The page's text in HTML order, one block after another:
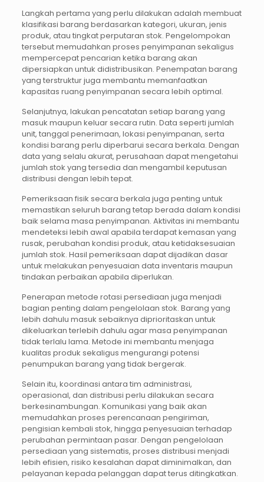
Langkah pertama yang perlu dilakukan adalah membuat
klasifikasi barang berdasarkan kategori, ukuran, jenis
produk, atau tingkat perputaran stok. Pengelompokan
tersebut memudahkan proses penyimpanan sekaligus
mempercepat pencarian ketika barang akan
dipersiapkan untuk didistribusikan. Penempatan barang
yang terstruktur juga membantu memanfaatkan
kapasitas ruang penyimpanan secara lebih optimal.
Selanjutnya, lakukan pencatatan setiap barang yang
masuk maupun keluar secara rutin. Data seperti jumlah
unit, tanggal penerimaan, lokasi penyimpanan, serta
kondisi barang perlu diperbarui secara berkala. Dengan
data yang selalu akurat, perusahaan dapat mengetahui
jumlah stok yang tersedia dan mengambil keputusan
distribusi dengan lebih tepat.
Pemeriksaan fisik secara berkala juga penting untuk
memastikan seluruh barang tetap berada dalam kondisi
baik selama masa penyimpanan. Aktivitas ini membantu
mendeteksi lebih awal apabila terdapat kemasan yang
rusak, perubahan kondisi produk, atau ketidaksesuaian
jumlah stok. Hasil pemeriksaan dapat dijadikan dasar
untuk melakukan penyesuaian data inventaris maupun
tindakan perbaikan apabila diperlukan.
Penerapan metode rotasi persediaan juga menjadi
bagian penting dalam pengelolaan stok. Barang yang
lebih dahulu masuk sebaiknya diprioritaskan untuk
dikeluarkan terlebih dahulu agar masa penyimpanan
tidak terlalu lama. Metode ini membantu menjaga
kualitas produk sekaligus mengurangi potensi
penumpukan barang yang tidak bergerak.
Selain itu, koordinasi antara tim administrasi,
operasional, dan distribusi perlu dilakukan secara
berkesinambungan. Komunikasi yang baik akan
memudahkan proses perencanaan pengiriman,
pengisian kembali stok, hingga penyesuaian terhadap
perubahan permintaan pasar. Dengan pengelolaan
persediaan yang sistematis, proses distribusi menjadi
lebih efisien, risiko kesalahan dapat diminimalkan, dan
pelayanan kepada pelanggan dapat terus ditingkatkan.